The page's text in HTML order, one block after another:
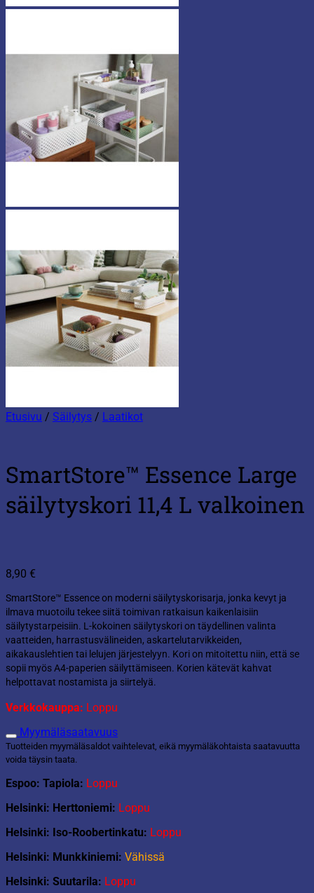
Etusivu / Säilytys / Laatikot
SmartStore™ Essence Large
säilytyskori 11,4 L valkoinen
8,90 €
SmartStore™ Essence on moderni säilytyskorisarja, jonka kevyt ja
ilmava muotoilu tekee siitä toimivan ratkaisun kaikenlaisiin
säilytystarpeisiin. L-kokoinen säilytyskori on täydellinen valinta
vaatteiden, harrastusvälineiden, askartelutarvikkeiden,
aikakauslehtien tai lelujen järjestelyyn. Kori on mitoitettu niin, että se
sopii myös A4-paperien säilyttämiseen. Korien kätevät kahvat
helpottavat nostamista ja siirtelyä.
Verkkokauppa: Loppu
Myymäläsaatavuus
Tuotteiden myymäläsaldot vaihtelevat, eikä myymäläkohtaista saatavuutta
voida täysin taata.
Espoo: Tapiola: Loppu
Helsinki: Herttoniemi: Loppu
Helsinki: Iso-Roobertinkatu: Loppu
Helsinki: Munkkiniemi: Vähissä
Helsinki: Suutarila: Loppu